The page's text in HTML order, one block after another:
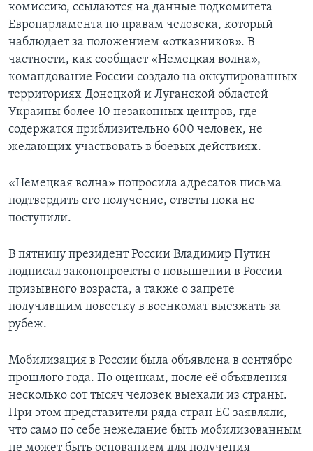
комиссию, ссылаются на данные подкомитета
Европарламента по правам человека, который
наблюдает за положением «отказников». В
частности, как сообщает «Немецкая волна»,
командование России создало на оккупированных
территориях Донецкой и Луганской областей
Украины более 10 незаконных центров, где
содержатся приблизительно 600 человек, не
желающих участвовать в боевых действиях.
«Немецкая волна» попросила адресатов письма
подтвердить его получение, ответы пока не
поступили.
В пятницу президент России Владимир Путин
подписал законопроекты о повышении в России
призывного возраста, а также о запрете
получившим повестку в военкомат выезжать за
рубеж.
Мобилизация в России была объявлена в сентябре
прошлого года. По оценкам, после её объявления
несколько сот тысяч человек выехали из страны.
При этом представители ряда стран ЕС заявляли,
что само по себе нежелание быть мобилизованным
не может быть основанием для получения